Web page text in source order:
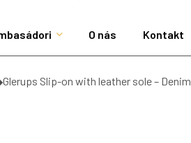
O nás Kontakt
Glerups Slip-on with leather sole – Denim